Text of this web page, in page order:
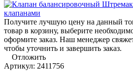
Получите лучшую цену на данный
товар в корзину, выберите
оформите заказ. Наш менеджер
чтобы уточнить и завершить заказ.
Отложить
Артикул: 2411756